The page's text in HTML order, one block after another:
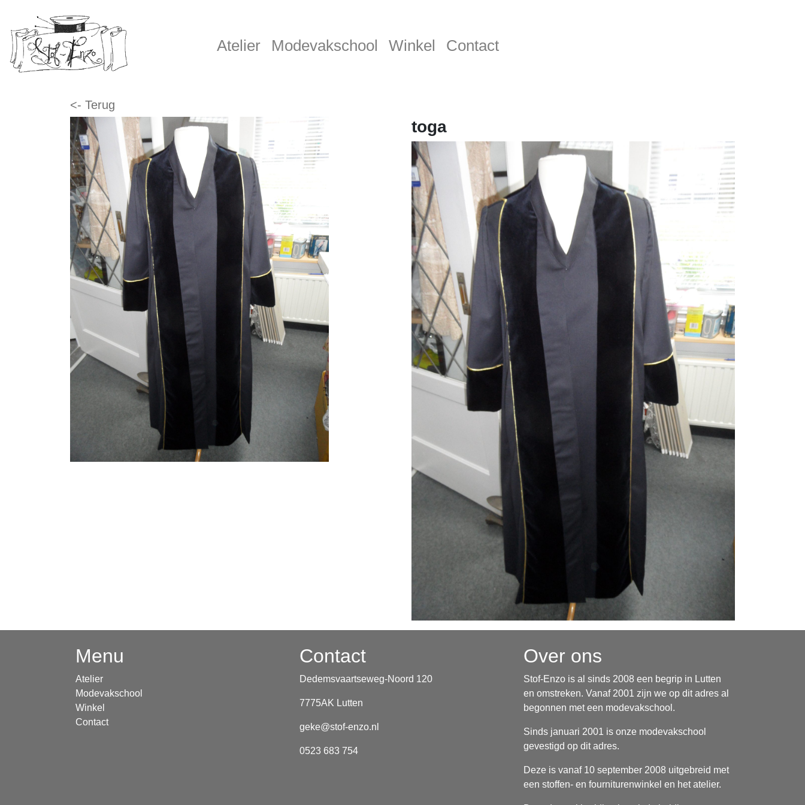
Atelier Modevakschool Winkel Contact
<- Terug
toga
Menu
Atelier
Modevakschool
Winkel
Contact
Contact
Dedemsvaartseweg-Noord 120
7775AK Lutten
geke@stof-enzo.nl
0523 683 754
Over ons
Stof-Enzo is al sinds 2008 een begrip in Lutten
en omstreken. Vanaf 2001 zijn we op dit adres al
begonnen met een modevakschool.
Sinds januari 2001 is onze modevakschool
gevestigd op dit adres.
Deze is vanaf 10 september 2008 uitgebreid met
een stoffen- en fourniturenwinkel en het atelier.